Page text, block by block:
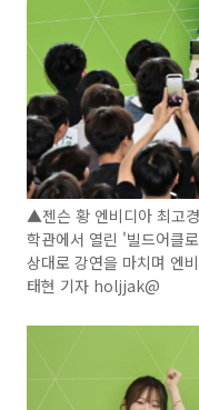
▲젠슨 황 엔비디아 최고
학관에서 열린 '빌드어클
상대로 강연을 마치며 엔
태현 기자 holjjak@